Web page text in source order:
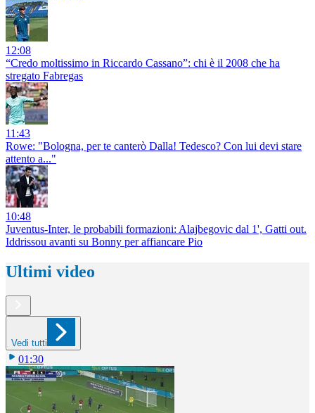
12:08
“Credo moltissimo in Riccardo Cassano”: chi è il 2008 che ha
stregato Fabregas
11:43
Rowe: "Bologna, per te canterò Dalla! Tedesco? Con lui devi stare
attento a..."
10:48
Juventus-Inter, le probabili formazioni: Alajbegovic dal 1', Gatti out.
Iddrissou avanti su Bonny per affiancare Pio
Ultimi video
Vedi tutti
01:30